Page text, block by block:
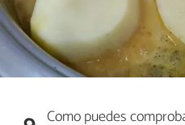
Como puedes